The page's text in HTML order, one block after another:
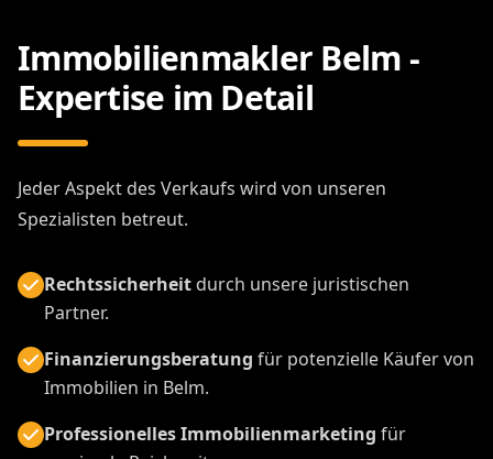
Immobilienmakler Belm -
Expertise im Detail
Jeder Aspekt des Verkaufs wird von unseren
Spezialisten betreut.
Rechtssicherheitdurch unsere juristischen
Partner.
Finanzierungsberatung für potenzielle Käufer von
Immobilien in Belm.
Professionelles Immobilienmarketing für